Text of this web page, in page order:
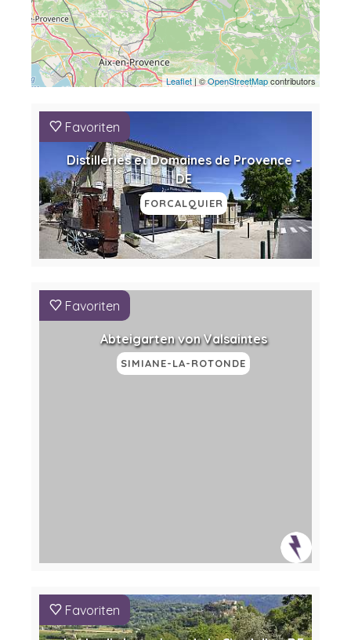
Leaflet| ©OpenStreetMapcontributors
Favoriten
Distilleries et Domaines de Provence -
DE
FORCALQUIER
Favoriten
Abteigarten von Valsaintes
SIMIANE-LA-ROTONDE
Favoriten